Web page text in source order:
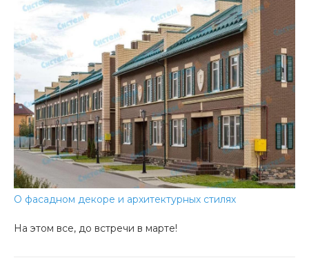
О фасадном декоре и архитектурных стилях
На этом все, до встречи в марте!